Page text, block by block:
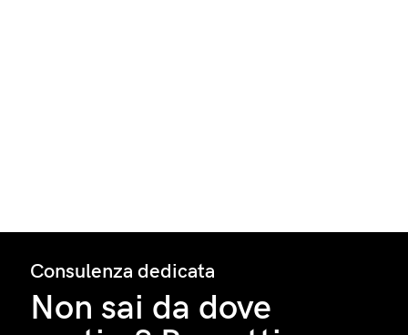
Consulenza dedicata
Non sai da dove